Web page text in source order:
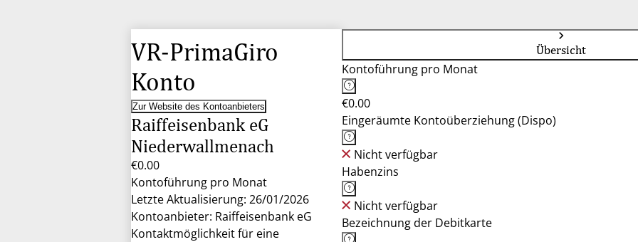
VR-PrimaGiro
Konto
Zur Website des Kontoanbieters
Raiffeisenbank eG
Niederwallmenach
€0.00
Kontoführung pro Monat
Letzte Aktualisierung: 26/01/2026
Kontoanbieter: Raiffeisenbank eG
Kontaktmöglichkeit für eine
Übersicht
Kontoführung pro Monat
€0.00
Eingeräumte Kontoüberziehung (Dispo)
Nicht verfügbar
Habenzins
Nicht verfügbar
Bezeichnung der Debitkarte